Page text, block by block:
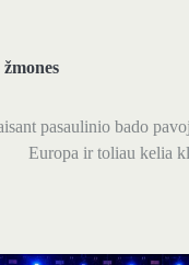
žmones
pasaulinio bado
Europa ir toliau kelia